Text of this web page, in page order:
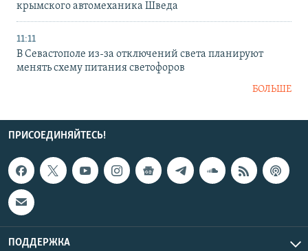
крымского автомеханика Шведа
11:11
В Севастополе из-за отключений света планируют
менять схему питания светофоров
БОЛЬШЕ
ПРИСОЕДИНЯЙТЕСЬ!
ПОДДЕРЖКА